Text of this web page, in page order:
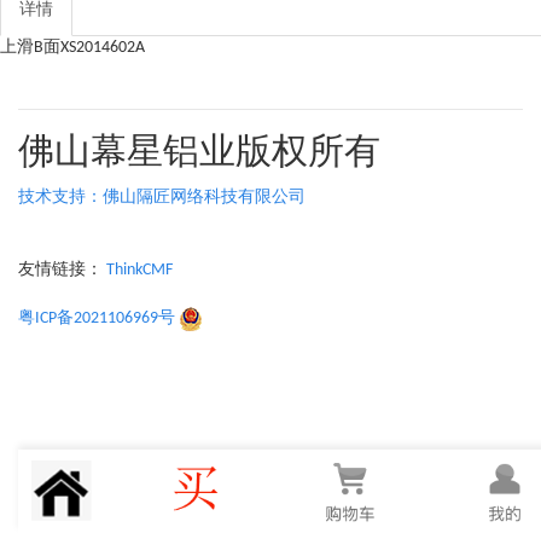
详情
上滑B面XS2014602A
佛山幕星铝业版权所有
技术支持：佛山隔匠网络科技有限公司
友情链接： ThinkCMF
粤ICP备2021106969号